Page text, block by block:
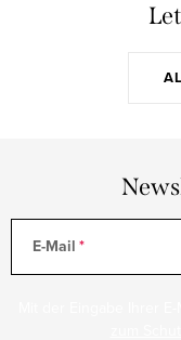
E-Mail